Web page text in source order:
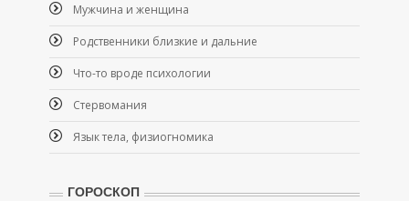
Мужчина и женщина
Родственники близкие и дальние
Что-то вроде психологии
Стервомания
Язык тела, физиогномика
ГОРОСКОП